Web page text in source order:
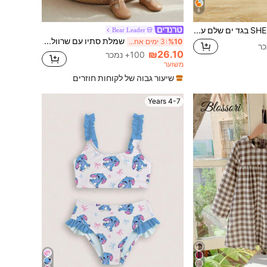
8
SHEIN בגד ים שלם עם הדפס עץ דקל ושרוולי ראגלן לבנות Bear Leader
%10 3 ימים אחרונים שמלת סתיו עם שרוולים ארוכים וקשירה חמודה לילדות צעירות, אופנתית, בגדי קז'ואל, בגדי אביב לילדות צעירות
₪26.10 100+ נמכר
משוער
שיעור גבוה של לקוחות חוזרים
4-7 Years